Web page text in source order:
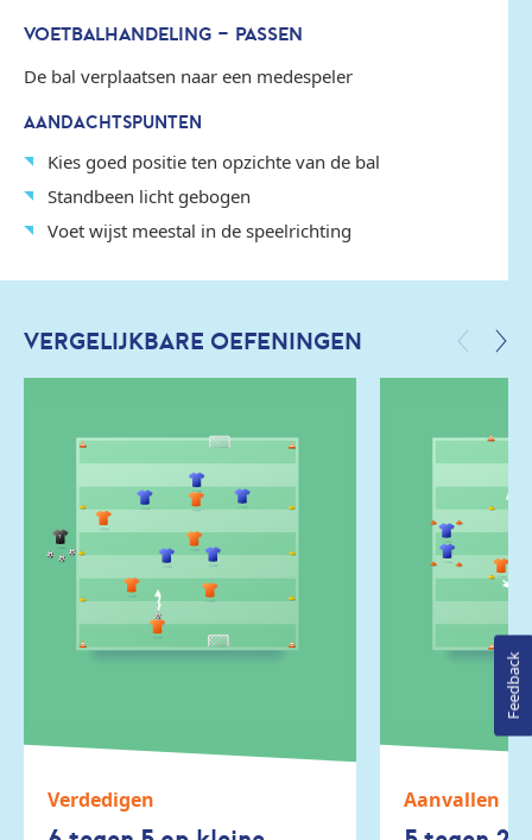
VOETBALHANDELING - PASSEN
De bal verplaatsen naar een medespeler
AANDACHTSPUNTEN
Kies goed positie ten opzichte van de bal
Standbeen licht gebogen
Voet wijst meestal in de speelrichting
VERGELIJKBARE OEFENINGEN
Verdedigen Aanvallen
Feedback